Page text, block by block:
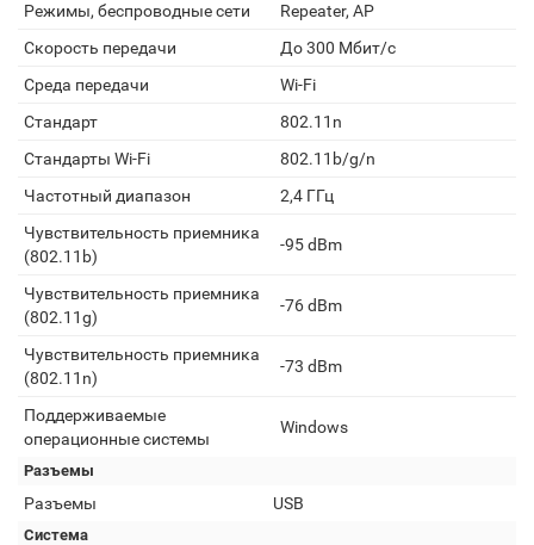
Режимы, беспроводные сети
Repeater, AP
Скорость передачи
До 300 Мбит/с
Среда передачи
Wi-Fi
Стандарт
802.11n
Стандарты Wi-Fi
802.11b/g/n
Частотный диапазон
2,4 ГГц
Чувствительность приемника
(802.11b)
-95 dBm
Чувствительность приемника
(802.11g)
-76 dBm
Чувствительность приемника
(802.11n)
-73 dBm
Поддерживаемые
операционные системы
Windows
Разъемы
Разъемы USB
Система